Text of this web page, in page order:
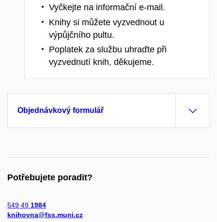
Vyčkejte na informační e-mail.
Knihy si můžete vyzvednout u
výpůjčního pultu.
Poplatek za službu uhraďte při
vyzvednutí knih, děkujeme.
Objednávkový formulář
Potřebujete poradit?
549 49 1984
knihovna@fss.muni.cz